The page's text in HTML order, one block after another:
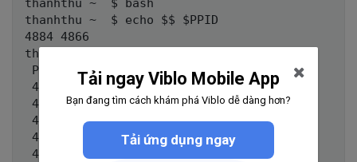
thanhthu ~  $ bash
thanhthu ~  $ echo $$ $PPID
4884 4866
thanhthu ~  $ ps fx
PID TTY STAT TIME COMMAND
4223 ? S 0:01 sshd: paul@pts/0
4224 pts/0 Ss 0:00 \_ -bash
4866 pts/0 S 0:00 \_ bash
4884 pts/0 S 0:00 \_ bash
4902 pts/0 R+ 0:00 \_ ps fx
Tải ngay Viblo Mobile App
Bạn đang tìm cách khám phá Viblo dễ dàng hơn?
Tải ứng dụng ngay